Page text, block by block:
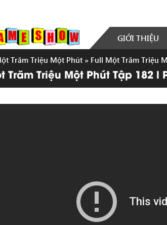
GIỚI THIỆU
Trăm Triệu Một Phút » Full Một Trăm Triệu
Trăm Triệu Một Phút Tập 182 l